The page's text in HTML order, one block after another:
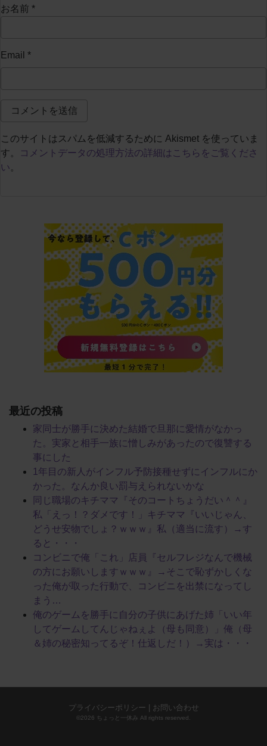
お名前 *
Email *
このサイトはスパムを低減するために Akismet を使っていま
す。
コメントデータの処理方法の詳細はこちらをご覧くださ
い。
最近の投稿
家同士が勝手に決めた結婚で旦那に愛情がなかっ
た。実家と相手一族に憎しみがあったので復讐する
事にした
1年目の新人がインフル予防接種せずにインフルにか
かった。なんか良い罰与えられないかな
同じ職場のキチママ『そのコートちょうだい＾＾』
私「えっ！？ダメです！」キチママ『いいじゃん、
どうせ安物でしょ？ｗｗｗ』私（適当に流す）→す
ると・・・
コンビニで俺「これ」店員『セルフレジなんで機械
の方にお願いしますｗｗｗ』→そこで恥ずかしくな
った俺が取った行動で、コンビニを出禁になってし
まう…
俺のゲームを勝手に自分の子供にあげた姉「いい年
してゲームしてんじゃねぇよ（母も同意）」俺（母
＆姉の秘密知ってるぞ！仕返しだ！）→実は・・・
プライバシーポリシー | お問い合わせ
©2026 ちょっと一休み All rights reserved.